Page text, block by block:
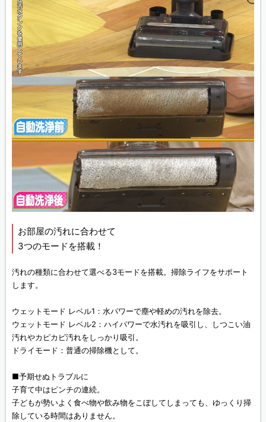
お部屋の汚れに合わせて
3つのモードを搭載！
汚れの種類に合わせて選べる3モードを搭載。掃除ライフをサポート
します。
ウェットモード レベル1：水パワーで塵や軽めの汚れを除去。
ウェットモード レベル2：ハイパワーで水汚れを吸引し、しつこい油
汚れやカピカピ汚れをしっかり吸引。
ドライモード：普通の掃除機として。
■予期せぬトラブルに
子育て中はピンチの連続。
子どもが勢いよく食べ物や飲み物をこぼしてしまっても、ゆっくり掃
除している時間はありません。